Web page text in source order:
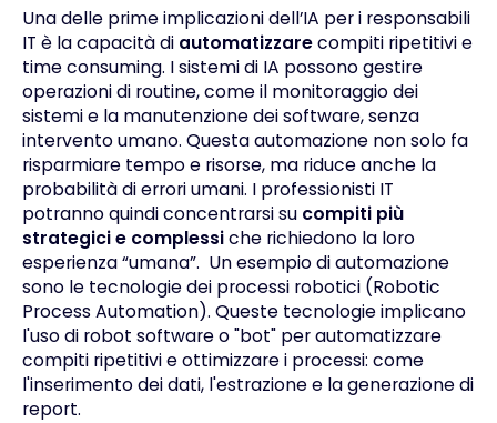
Una delle prime implicazioni dell’IA per i responsabili
IT è la capacità di automatizzarecompiti ripetitivi e
time consuming. I sistemi di IA possono gestire
operazioni di routine, come il monitoraggio dei
sistemi e la manutenzione dei software, senza
intervento umano. Questa automazione non solo fa
risparmiare tempo e risorse, ma riduce anche la
probabilità di errori umani. I professionisti IT
potranno quindi concentrarsi su compiti più
strategici e complessiche richiedono la loro
esperienza “umana”. Un esempio di automazione
sono le tecnologie dei processi robotici (Robotic
Process Automation). Queste tecnologie implicano
l'uso di robot software o "bot" per automatizzare
compiti ripetitivi e ottimizzare i processi: come
l'inserimento dei dati, l'estrazione e la generazione di
report.